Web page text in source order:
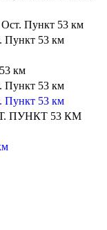
Пункт 53 км
Пункт 53 км
км
Пункт 53 км
Пункт 53 км
ПУНКТ 53 КМ